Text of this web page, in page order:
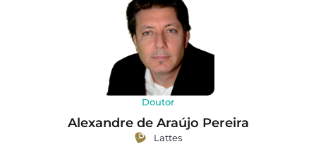
Doutor
Alexandre de Araújo Pereira
Lattes